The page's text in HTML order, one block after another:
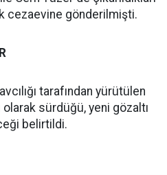
cezaevine gönderilmişti.
tarafından yürütülen
sürdüğü, yeni gözaltı
belirtildi.